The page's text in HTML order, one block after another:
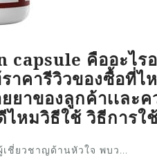
capsule คืออะไร
าคารีวิวของซื้อที่ไ
ยาของลูกค้าเเละ
ไหมวิธีใช้ วิธีการใ
เชี่ยวชาญด้านหัวใจ พบว...